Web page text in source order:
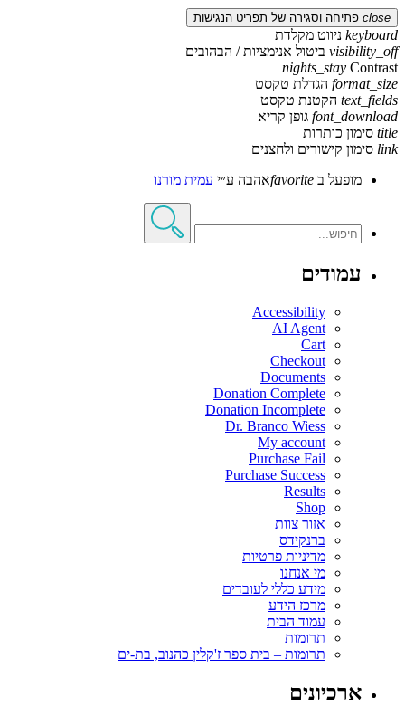
close פתיחה וסגירה של תפריט הנגישות
keyboard ניווט מקלדת
visibility_off ביטול אנימציות / הבהובים
nights_stay Contrast
format_size הגדלת טקסט
text_fields הקטנת טקסט
font_download גופן קריא
title סימון כותרות
link סימון קישורים ולחצנים
מופעל ב favoriteאהבה ע״י עמית מורנו
עמודים
Accessibility
AI Agent
Cart
Checkout
Documents
Donation Complete
Donation Incomplete
Dr. Branco Wiess
My account
Purchase Fail
Purchase Success
Results
Shop
אזור צוות
ברנקידס
מדיניות פרטיות
מי אנחנו
מידע כללי לעובדים
מרכז הידע
עמוד הבית
תרומות
תרומות – בית ספר ז'קלין כהנוב, בת-ים
ארכיונים